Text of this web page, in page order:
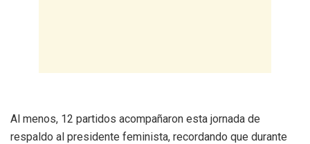
Al menos, 12 partidos acompañaron esta jornada de
respaldo al presidente feminista, recordando que durante